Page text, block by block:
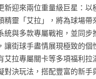
新迎來兩位重量級巨星：
精靈「艾拉」，將為球場
統與多款專屬戰袍，並同
讓街球手盡情展現極致的
艾拉專屬關卡等多項福利
對決玩法，搭配豐富的新